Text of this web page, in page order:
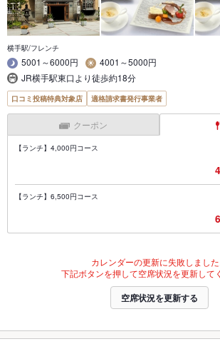
横手駅/フレンチ
5001～6000円
4001～5000円
JR横手駅東口より徒歩約18分
口コミ投稿特典対象店 適格請求書発行事業者
クーポン
【ランチ】4,000円コース
【ランチ】6,500円コース
カレンダーの更新に失敗しました
下記ボタンを押して空席状況を更新して
空席状況を更新する